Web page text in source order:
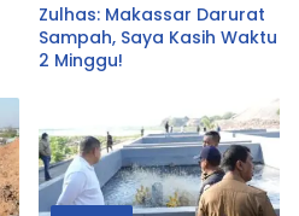
Zulhas: Makassar Darurat
Sampah, Saya Kasih Waktu
2 Minggu!